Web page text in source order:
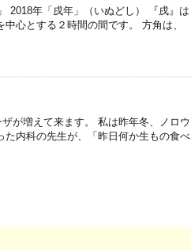
2018年「戌年」（いぬどし） 『戌』は
心とする２時間の間です。 方角は、
が増えて来ます。 私は昨年冬、ノロウ
内科の先生が、「昨日何か生もの食べ